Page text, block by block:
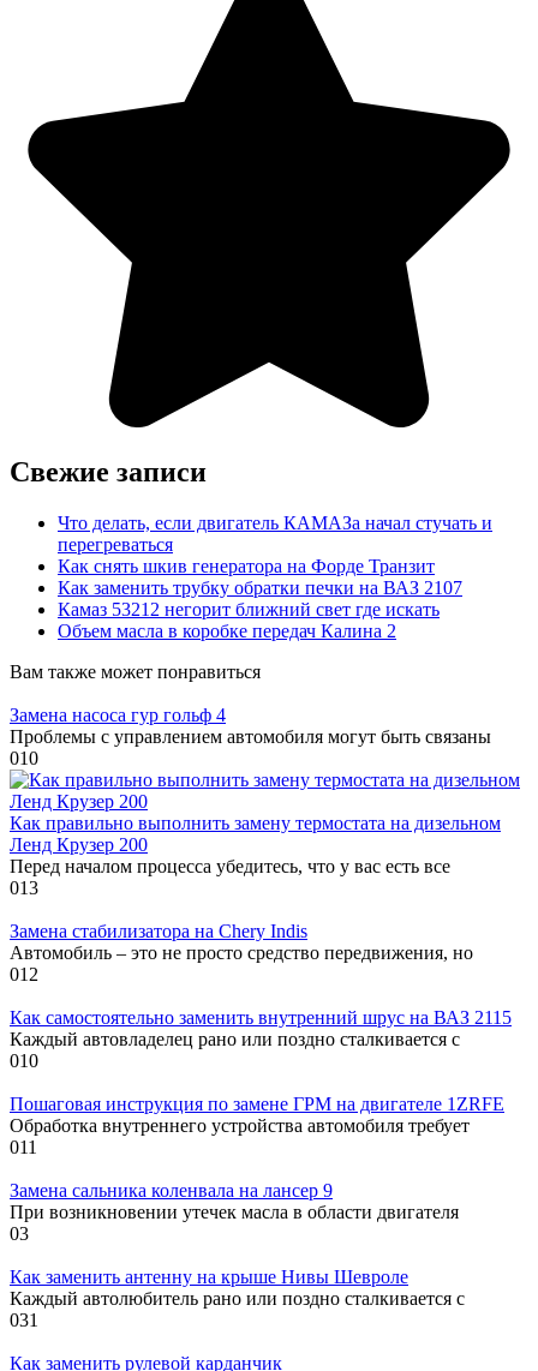
Свежие записи
Что делать, если двигатель КАМАЗа начал стучать и
перегреваться
Как снять шкив генератора на Форде Транзит
Как заменить трубку обратки печки на ВАЗ 2107
Камаз 53212 негорит ближний свет где искать
Объем масла в коробке передач Калина 2
Вам также может понравиться
Замена насоса гур гольф 4
Проблемы с управлением автомобиля могут быть связаны
010
Как правильно выполнить замену термостата на дизельном
Ленд Крузер 200
Перед началом процесса убедитесь, что у вас есть все
013
Замена стабилизатора на Chery Indis
Автомобиль – это не просто средство передвижения, но
012
Как самостоятельно заменить внутренний шрус на ВАЗ 2115
Каждый автовладелец рано или поздно сталкивается с
010
Пошаговая инструкция по замене ГРМ на двигателе 1ZRFE
Обработка внутреннего устройства автомобиля требует
011
Замена сальника коленвала на лансер 9
При возникновении утечек масла в области двигателя
03
Как заменить антенну на крыше Нивы Шевроле
Каждый автолюбитель рано или поздно сталкивается с
031
Как заменить рулевой карданчик